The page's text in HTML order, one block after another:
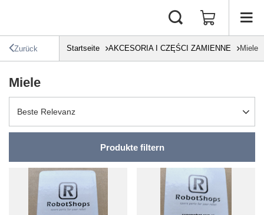
Zurück Startseite AKCESORIA I CZĘŚCI ZAMIENNE Miele
Miele
Sortierung ändern
Beste Relevanz
Produkte filtern